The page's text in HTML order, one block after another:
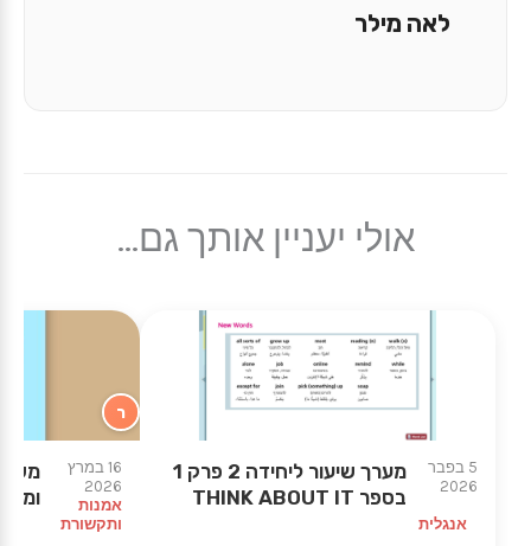
לאה מילר
אולי יעניין אותך גם...
5 בפבר
2026
אנגלית
מערך שיעור ליחידה 2 פרק 1
בספר THINK ABOUT IT
ר
16 במרץ
2026
אמנות
ותקשורת